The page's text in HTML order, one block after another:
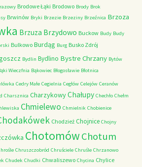
Brodowe Łąki Brodowo Brody Brok
Brwinów Bryki Brzezie Brzeziny Brzeźnica Brzoza
Brzuza Brzydowo Buckow Budy Budy
Bulkowo Burdąg Burg Busko Zdrój
Bydlin Bydlino Bystre Chrzany Bytów
Wieczfnia Bąkowiec Błogosławie Błotnica
Cedry Małe Cegielnia Cegłów Celejów Ceranów
Charsznica CharzykowyChałupy Chechło Chełm
Chmielewo Chmielnik Chobienice
Chodzież Chojnice Chojny
ChotomówChotum
Chruszczobród Chruściele Chruśle Chrzanowo
Chudek Chudki Chwaliszewo Chycina Chylice